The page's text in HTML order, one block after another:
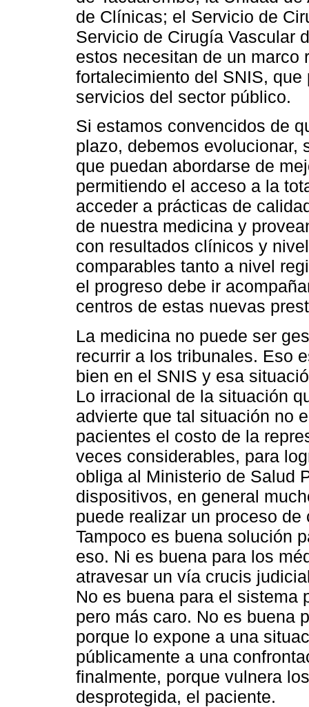
de Clínicas; el Servicio de
Servicio de Cirugía Vascular
estos necesitan de un marco
fortalecimiento del SNIS,
servicios del sector público.
Si estamos convencidos de
plazo, debemos evolucionar,
que puedan abordarse de
permitiendo el acceso a la
acceder a prácticas de
de nuestra medicina y
con resultados clínicos y
comparables tanto a nivel
el progreso debe ir
centros de estas nuevas
La medicina no puede ser
recurrir a los tribunales. Eso
bien en el SNIS y esa
Lo irracional de la situación
advierte que tal situación no
pacientes el costo de la
veces considerables, para
obliga al Ministerio de Salud
dispositivos, en general
puede realizar un proceso
Tampoco es buena solución
eso. Ni es buena para los
atravesar un vía crucis
No es buena para el sistema
pero más caro. No es buena
porque lo expone a una
públicamente a una
finalmente, porque vulnera
desprotegida, el paciente.